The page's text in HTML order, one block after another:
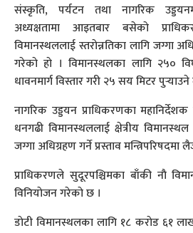
संस्कृति, पर्यटन तथा नागरिक
अध्यक्षतामा आइतबार बसेकाे
विमानस्थललाई स्तराेन्नतिका लागि जग्गा
गरेकाे हाे । विमानस्थलका लागि २५०
धावनमार्ग विस्तार गरी २५ सय मिटर
नागरिक उड्डयन प्राधिकरणका
धनगढी विमानस्थललाई क्षेत्रीय
जग्गा अधिग्रहण गर्ने प्रस्ताव मन्त्रिपरिषदमा
प्राधिकरणले सुदूरपश्चिमका बाँकी नाै
विनियाेजन गरेकाे छ ।
डाेटी विमानस्थलका लागि १८ कराेड ६१